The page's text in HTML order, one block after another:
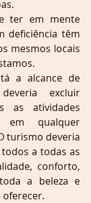
ter em mente
deficiência têm
mesmos locais
a alcance de
excluir
as atividades
em qualquer
turismo deveria
a todas as
conforto,
a beleza e
oferecer.